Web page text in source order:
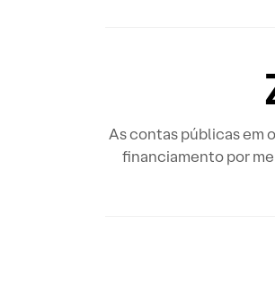
As contas públicas em
financiamento por